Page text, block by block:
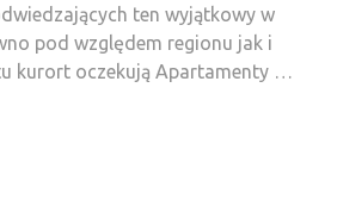
ten wyjątkowy w
pod względem regionu jak i
kurort oczekują Apartamenty …